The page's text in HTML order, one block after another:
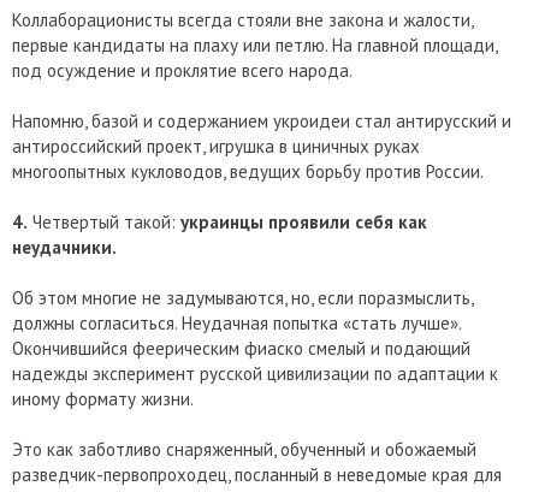
Коллаборационисты всегда стояли вне закона и жалости,
первые кандидаты на плаху или петлю. На главной площади,
под осуждение и проклятие всего народа.
Напомню, базой и содержанием укроидеи стал антирусский и
антироссийский проект, игрушка в циничных руках
многоопытных кукловодов, ведущих борьбу против России.
4. Четвертый такой: украинцы проявили себя как
неудачники.
Об этом многие не задумываются, но, если поразмыслить,
должны согласиться. Неудачная попытка «стать лучше».
Окончившийся феерическим фиаско смелый и подающий
надежды эксперимент русской цивилизации по адаптации к
иному формату жизни.
Это как заботливо снаряженный, обученный и обожаемый
разведчик-первопроходец, посланный в неведомые края для